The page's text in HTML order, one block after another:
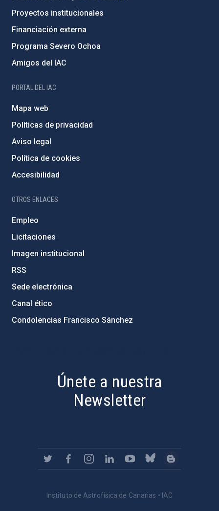
Proyectos institucionales
Financiación externa
Programa Severo Ochoa
Amigos del IAC
PORTAL DEL IAC
Mapa web
Políticas de privacidad
Aviso legal
Política de cookies
Accesibilidad
OTROS ENLACES
Empleo
Licitaciones
Imagen institucional
RSS
Sede electrónica
Canal ético
Condolencias Francisco Sánchez
Únete a nuestra
Newsletter
Instituto de Astrofísica de Canarias • IAC